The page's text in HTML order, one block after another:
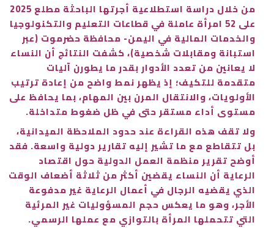
من خلال دراسة استطلاعية أجرتها الباحثة مطلع 2025
على 52 امرأة عاملة في قطاعات التعليم والتكنولوجيا
والخدمات المالية في اليمن- محافظة حضرموت (عبر
استبانة ومقابلات شخصية)، كشفت النتائج أن النساء
لا يعانين من تعدد الأدوار بقدر ما يطورن آليات
متقدمة للتكيف؛ إذ يظهر نمط واضح من إعادة ترتيب
الأولويات، والانتقال المرن بين المهام، بما يحافظ على
مستوى أداء مستقر حتى في ظل ضغوط متداخلة.
ولا تقف هذه القراءة عند حدود الملاحظة الميدانية،
بل تتقاطع مع ما تشير إليه تقارير دولية واسعة. فقد
أوضح تقرير منظمة العمل الدولية حول اقتصاد
الرعاية أن النساء يقضين أكثر من ثلاثة أضعاف الوقت
الذي يقضيه الرجال في أعمال الرعاية غير مدفوعة
الأجر، وهو ما يعكس حجم المسؤوليات غير المرئية
التي تتحملها المرأة بالتوازي مع عملها الرسمي.